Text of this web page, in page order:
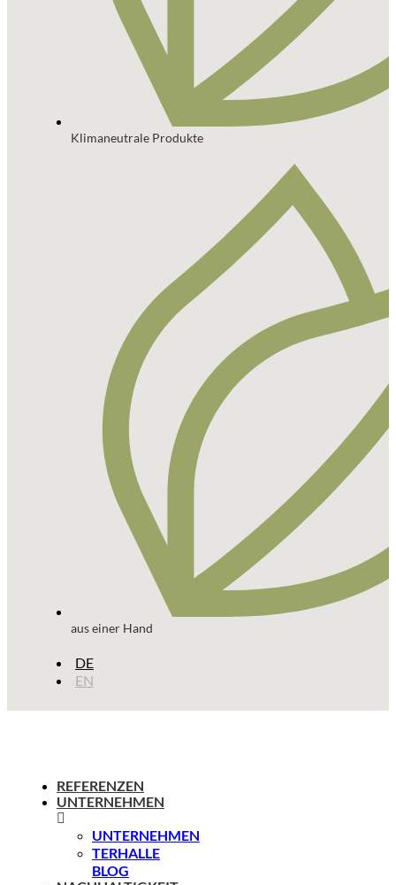
Klimaneutrale Produkte
aus einer Hand
DE
EN
REFERENZEN
UNTERNEHMEN
UNTERNEHMEN
TERHALLE
BLOG